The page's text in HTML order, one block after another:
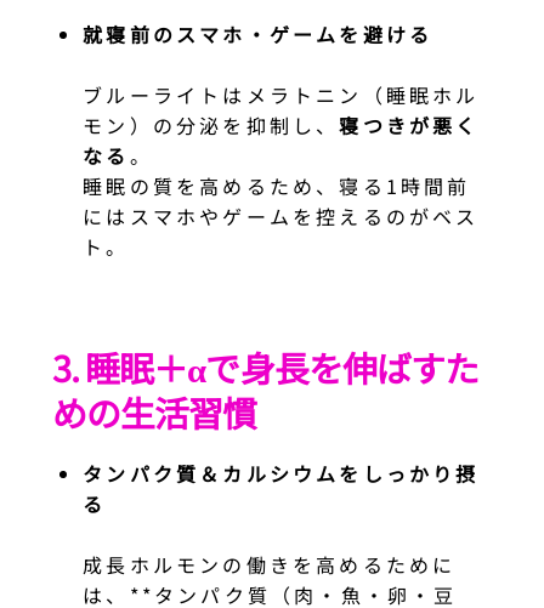
就寝前のスマホ・ゲームを避ける
ブルーライトはメラトニン（睡眠ホル
モン）の分泌を抑制し、寝つきが悪く
なる 。
睡眠の質を高めるため、寝る1時間前
にはスマホやゲームを控えるのがベス
ト。
3. 睡眠＋αで身長を伸ばすた
めの生活習慣
タンパク質＆カルシウムをしっかり摂
る
成長ホルモンの働きを高めるために
は、**タンパク質（肉・魚・卵・豆